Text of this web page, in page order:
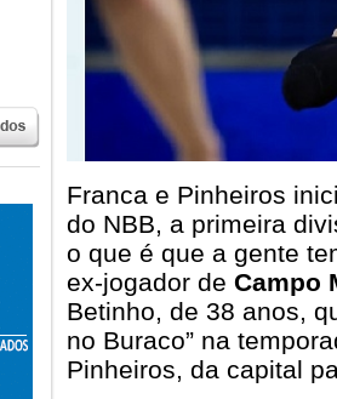
Franca e Pinheiros
do NBB, a primeira
o que é que a gente
ex-jogador de Campo
Betinho, de 38 anos,
no Buraco” na
Pinheiros, da capital